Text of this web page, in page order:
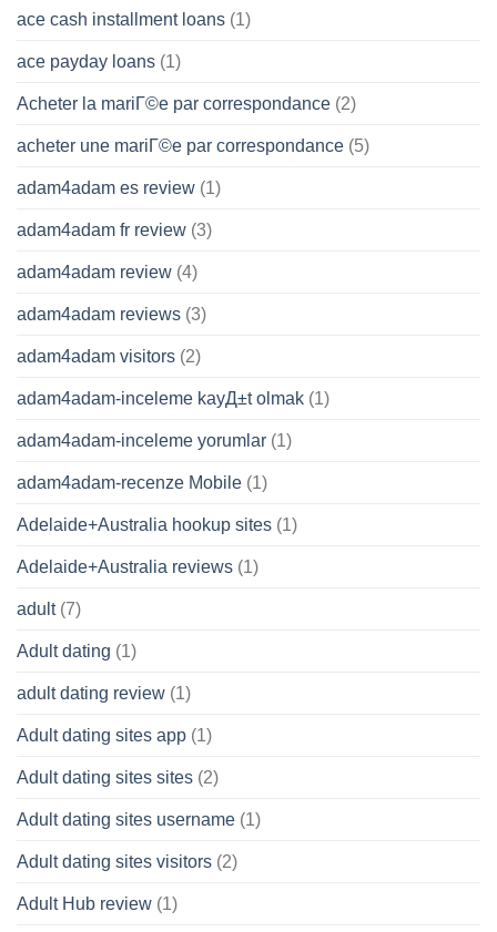
ace cash installment loans (1)
ace payday loans (1)
Acheter la mariГ©e par correspondance (2)
acheter une mariГ©e par correspondance (5)
adam4adam es review (1)
adam4adam fr review (3)
adam4adam review (4)
adam4adam reviews (3)
adam4adam visitors (2)
adam4adam-inceleme kayД±t olmak (1)
adam4adam-inceleme yorumlar (1)
adam4adam-recenze Mobile (1)
Adelaide+Australia hookup sites (1)
Adelaide+Australia reviews (1)
adult(7)
Adult dating (1)
adult dating review (1)
Adult dating sites app (1)
Adult dating sites sites (2)
Adult dating sites username (1)
Adult dating sites visitors (2)
Adult Hub review (1)